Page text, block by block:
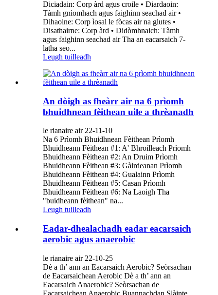
Diciadain: Corp àrd agus croile • Diardaoin:
Tàmh gnìomhach agus faighinn seachad air •
Dihaoine: Corp ìosal le fòcas air na glutes •
Disathairne: Corp àrd • Didòmhnaich: Tàmh
agus faighinn seachad air Tha an eacarsaich 7-
latha seo...
Leugh tuilleadh
An dòigh as fheàrr air na 6 prìomh
bhuidhnean fèithean uile a thrèanadh
le rianaire air 22-11-10
Na 6 Prìomh Bhuidhnean Fèithean Prìomh
Bhuidheann Fèithean #1: A' Bhroilleach Prìomh
Bhuidheann Fèithean #2: An Druim Prìomh
Bhuidheann Fèithean #3: Gàirdeanan Prìomh
Bhuidheann Fèithean #4: Gualainn Prìomh
Bhuidheann Fèithean #5: Casan Prìomh
Bhuidheann Fèithean #6: Na Laoigh Tha
"buidheann fèithean" na...
Leugh tuilleadh
Eadar-dhealachadh eadar eacarsaich
aerobic agus anaerobic
le rianaire air 22-10-25
Dè a th’ ann an Eacarsaich Aerobic? Seòrsachan
de Eacarsaichean Aerobic Dè a th’ ann an
Eacarsaich Anaerobic? Seòrsachan de
Eacarsaichean Anaerobic Buannachdan Slàinte